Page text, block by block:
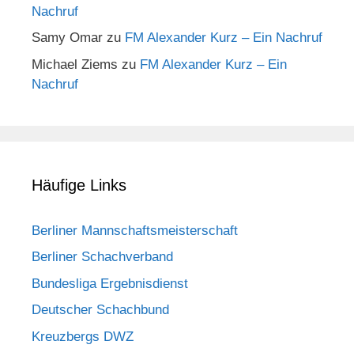
Nachruf
Samy Omar zu FM Alexander Kurz – Ein Nachruf
Michael Ziems zu FM Alexander Kurz – Ein
Nachruf
Häufige Links
Berliner Mannschaftsmeisterschaft
Berliner Schachverband
Bundesliga Ergebnisdienst
Deutscher Schachbund
Kreuzbergs DWZ